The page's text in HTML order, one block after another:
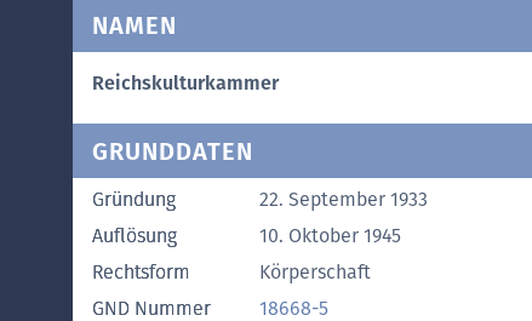
NAMEN
Reichskulturkammer
GRUNDDATEN
Gründung
22. September 1933
Auflösung
10. Oktober 1945
Rechtsform
Körperschaft
GND Nummer
18668-5